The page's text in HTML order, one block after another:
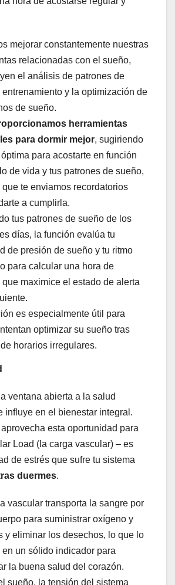
mejorar constantemente nuestras
relacionadas con el sueño,
el análisis de patrones de
entrenamiento y la optimización de
de sueño.
herramientas
para dormir mejor, sugiriendo
para acostarte en función
de vida y tus patrones de sueño,
te enviamos recordatorios
a cumplirla.
tus patrones de sueño de los
días, la función evalúa tu
de presión de sueño y tu ritmo
para calcular una hora de
que maximice el estado de alerta
es especialmente útil para
optimizar su sueño tras
horarios irregulares.
ventana abierta a la salud
influye en el bienestar integral.
aprovecha esta oportunidad para
Load (la carga vascular) – es
de estrés que sufre tu sistema
duermes.
vascular transporta la sangre por
para suministrar oxígeno y
y eliminar los desechos, lo que lo
en un sólido indicador para
la buena salud del corazón.
sueño, la tensión del sistema